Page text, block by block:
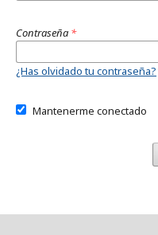
Contraseña *
¿Has olvidado tu contraseña?
Mantenerme conectado